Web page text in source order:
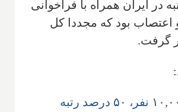
در ایران همراه با فراخوانی
اعتصاب بود که مجددا کل
گرفت.
کانادا ورود ۱۰,۰۰۰ نفر، ۵۰ درصد رتبه